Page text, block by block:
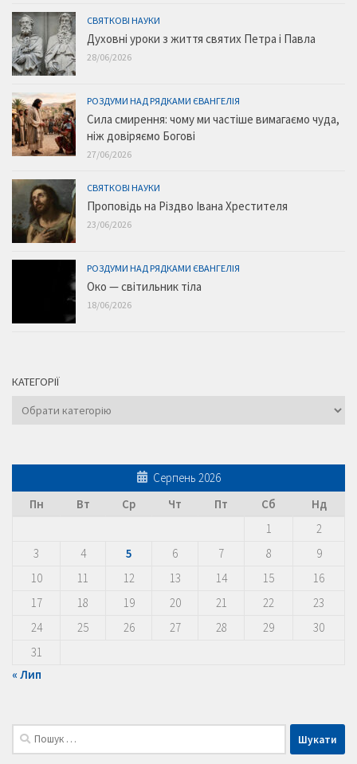
СВЯТКОВІ НАУКИ
Духовні уроки з життя святих Петра і Павла
28/06/2026
РОЗДУМИ НАД РЯДКАМИ ЄВАНГЕЛІЯ
Сила смирення: чому ми частіше вимагаємо чуда,
ніж довіряємо Богові
27/06/2026
СВЯТКОВІ НАУКИ
Проповідь на Різдво Івана Хрестителя
23/06/2026
РОЗДУМИ НАД РЯДКАМИ ЄВАНГЕЛІЯ
Око — світильник тіла
18/06/2026
КАТЕГОРІЇ
Категорії
Серпень 2026
Пн
Вт Ср Чт Пт Сб
Нд
1
2
3
4 5 6 7 8
9
10
11 12 13 14 15
16
17
18 19 20 21 22
23
24
25 26 27 28 29
30
31
« Лип
Пошук: